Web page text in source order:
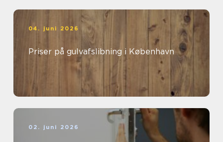
04. juni 2026
Priser på gulvafslibning i København
02. juni 2026